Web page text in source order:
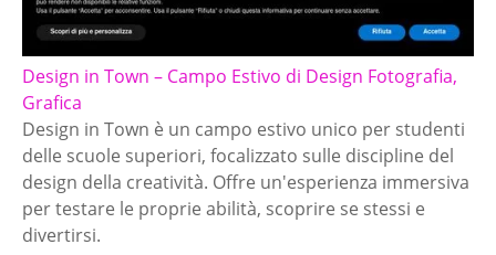
Design in Town – Campo Estivo di Design Fotografia,
Grafica
Design in Town è un campo estivo unico per studenti
delle scuole superiori, focalizzato sulle discipline del
design della creatività. Offre un'esperienza immersiva
per testare le proprie abilità, scoprire se stessi e
divertirsi.